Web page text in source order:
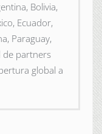
Bolivia,
Ecuador,
Paraguay,
de partners
global a